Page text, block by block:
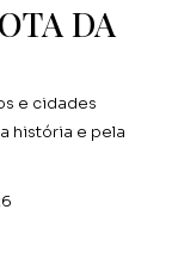
DA
e cidades
história e pela